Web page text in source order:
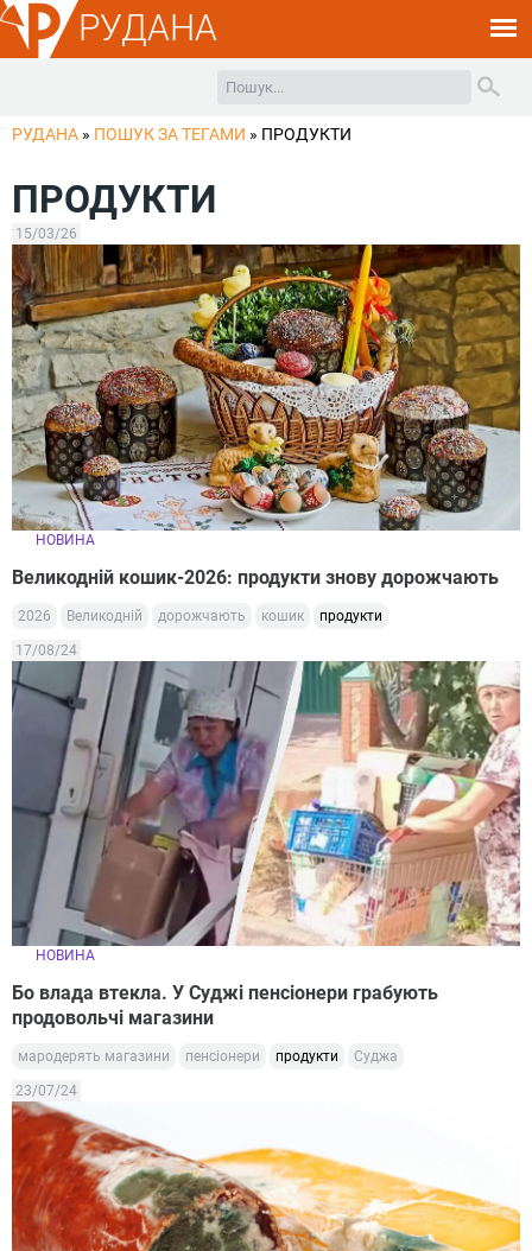
РУДАНА
РУДАНА » ПОШУК ЗА ТЕГАМИ » ПРОДУКТИ
ПРОДУКТИ
15/03/26
НОВИНА
Великодній кошик-2026: продукти знову дорожчають
2026 Великодній дорожчають кошик продукти
17/08/24
НОВИНА
Бо влада втекла. У Суджі пенсіонери грабують
продовольчі магазини
мародерять магазини пенсіонери продукти Суджа
23/07/24